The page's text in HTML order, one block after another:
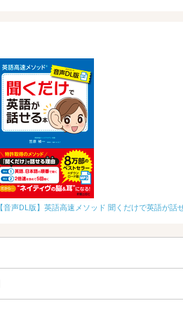
【音声DL版】英語高速メソッド 聞くだけで英語が話